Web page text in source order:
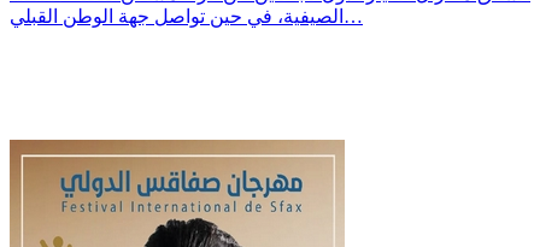
الصيفية، في حين تواصل جهة الوطن القبلي…